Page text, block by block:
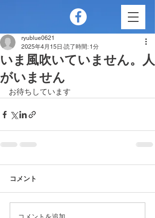
いま風吹いていません。人
がいません
ryublue0621
2025年4月15日 読了時間: 1分
お待ちしています
コメント
コメントを追加…